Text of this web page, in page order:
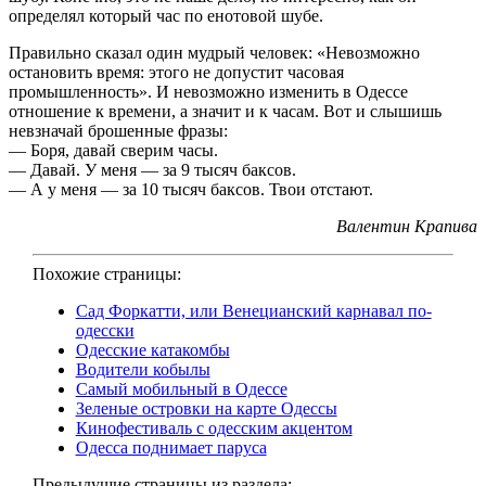
определял который час по енотовой шубе.
Правильно сказал один мудрый человек: «Невозможно
остановить время: этого не допустит часовая
промышленность». И невозможно изменить в Одессе
отношение к времени, а значит и к часам. Вот и слышишь
невзначай брошенные фразы:
— Боря, давай сверим часы.
— Давай. У меня — за 9 тысяч баксов.
— А у меня — за 10 тысяч баксов. Твои отстают.
Валентин Крапива
Похожие страницы:
Сад Форкатти, или Венецианский карнавал по-
одесски
Одесские катакомбы
Водители кобылы
Самый мобильный в Одессе
Зеленые островки на карте Одессы
Кинофестиваль с одесским акцентом
Одесса поднимает паруса